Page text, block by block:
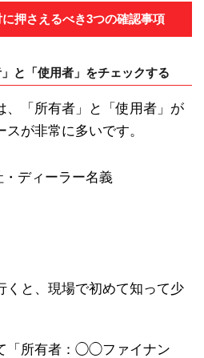
押さえるべき3つの確認事項
と「使用者」をチェックする
、「所有者」と「使用者」が
が非常に多いです。
ディーラー名義
くと、現場で初めて知って少
「所有者：◯◯ファイナン